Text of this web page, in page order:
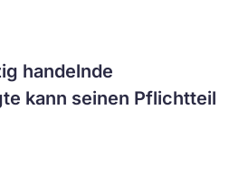
handelnde
kann seinen Pflichtteil